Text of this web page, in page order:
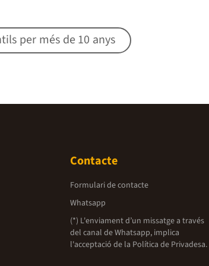
per més de 10 anys
Contacte
Formulari de contacte
Whatsapp
(*) L'enviament d’un missatge a través
del canal de Whatsapp, implica
l'acceptació de la Política de Privadesa.